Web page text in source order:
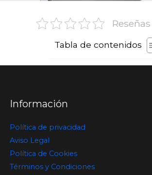
Tabla de contenidos
Información
Política de privacidad
Aviso Legal
Política de Cookies
Términos y Condiciones